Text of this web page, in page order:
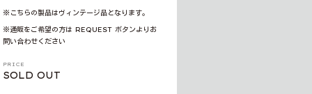
※こちらの製品はヴィンテージ品となります。
※通販をご希望の方は REQUEST ボタンよりお
問い合わせください
PRICE
SOLD OUT